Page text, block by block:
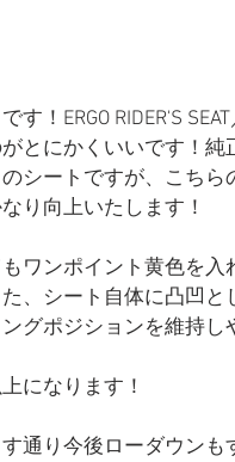
！ERGO RIDER'S SEAT
とにかくいいです！
のシートですが、こち
り向上いたします！
ワンポイント黄色を
、シート自体に凸凹
グポジションを維持
になります！
通り今後ローダウン